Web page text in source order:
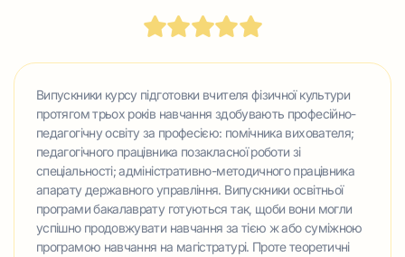
Випускники курсу підготовки вчителя фізичної культури
протягом трьох років навчання здобувають професійно-
педагогічну освіту за професією: помічника вихователя;
педагогічного працівника позакласної роботи зі
спеціальності; адміністративно-методичного працівника
апарату державного управління. Випускники освітньої
програми бакалаврату готуються так, щоби вони могли
успішно продовжувати навчання за тією ж або суміжною
програмою навчання на магістратурі. Проте теоретичні